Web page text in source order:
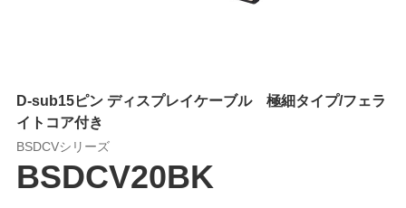
D-sub15ピン ディスプレイケーブル 極細タイプ/フェラ
イトコア付き
BSDCVシリーズ
BSDCV20BK